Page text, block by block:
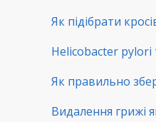
Як підібрати
Helicobacter pylori
Як правильно
Видалення грижі